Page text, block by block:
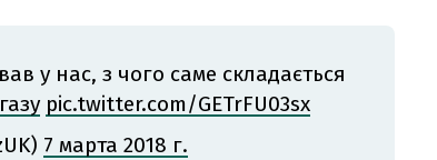
у нас, з чого саме складається
pic.twitter.com/GETrFU03sx
7 марта 2018 г.